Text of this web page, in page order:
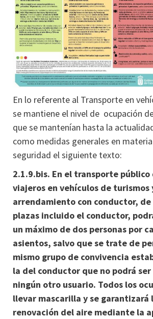
En lo referente al Transporte en
se mantiene el nivel de ocupación
que se mantenían hasta la
como medidas generales en
seguridad el siguiente texto:
2.1.9.bis. En el transporte
viajeros en vehículos de turismos
arrendamiento con conductor,
plazas incluido el conductor,
un máximo de dos personas por
asientos, salvo que se trate de
mismo grupo de convivencia
la del conductor que no podrá
ningún otro usuario. Todos los
llevar mascarilla y se garantizará
renovación del aire mediante la